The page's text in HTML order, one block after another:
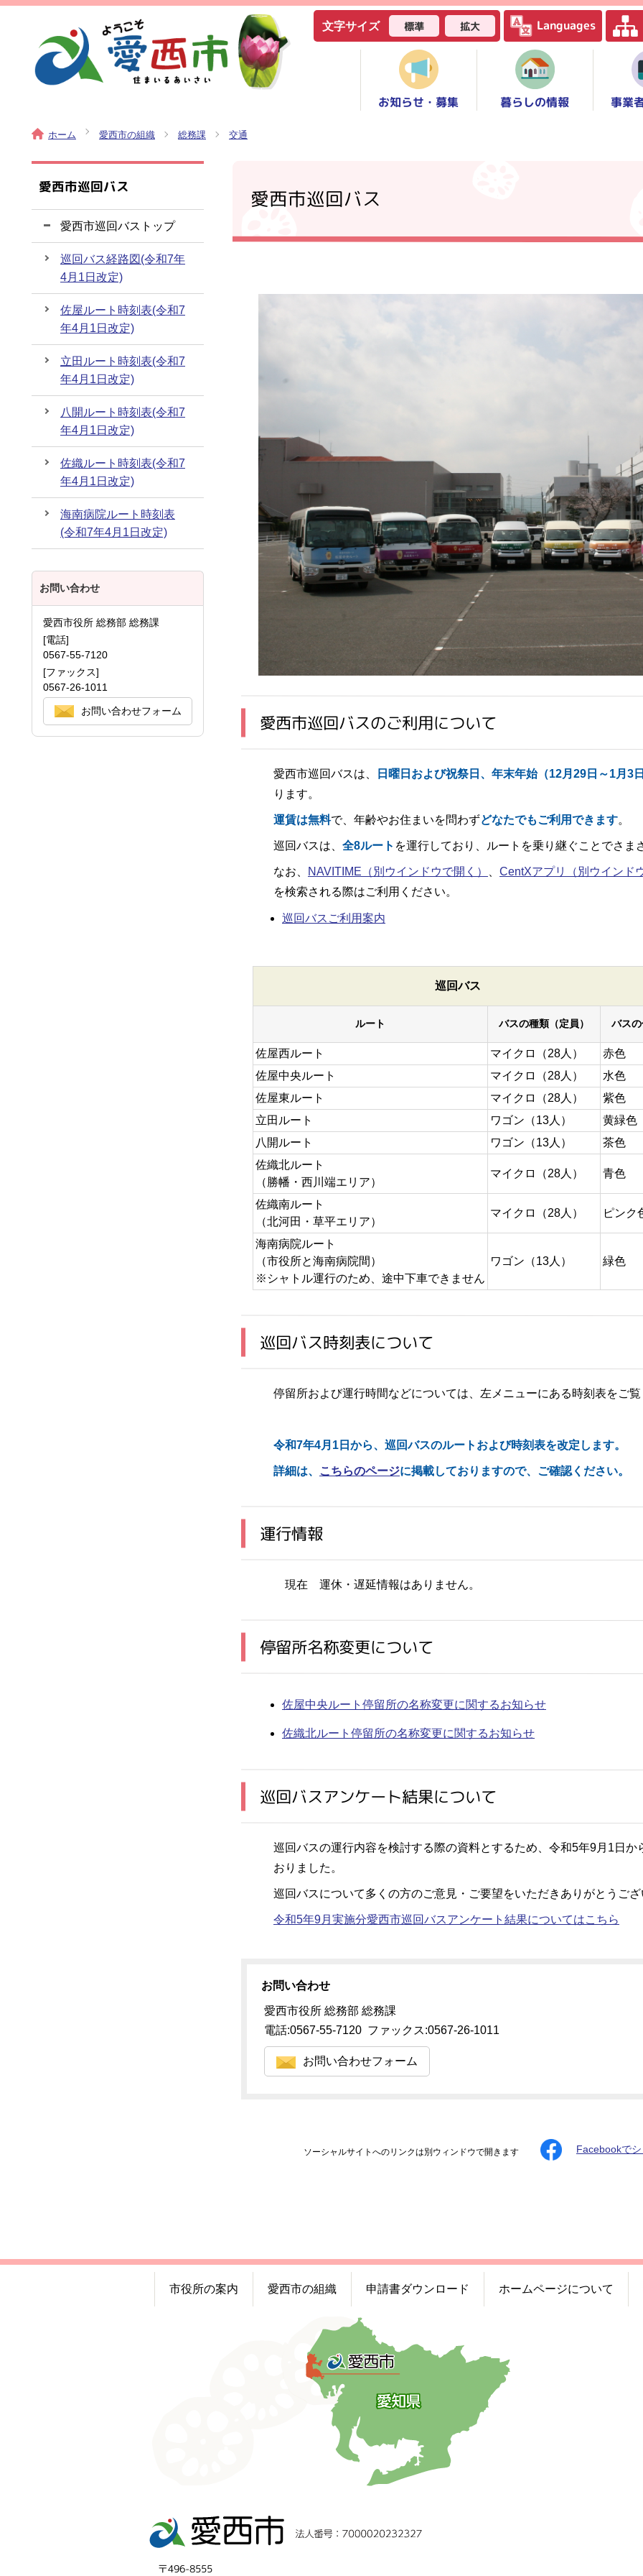
文字サイズ 標準 拡大 Languages
お知らせ・募集 暮らしの情報 事業
ホーム 愛西市の組織 総務課 交通
愛西市巡回バス
愛西市巡回バスのご利用について
愛西市巡回バスは、 日曜日および祝祭日、 年末年始（12月29日～1月3
ります。
運賃は無料で、年齢やお住まいを問わずどなたでもご利用できます。
巡回バスは、 全8ルート を運行しており、ルートを乗り継ぐことでさま
なお、 NAVITIME （別ウインドウで開く） CentXアプリ
（別ウインド
を検索される際はご利用ください。
巡回バスご利用案内
巡回バス
ルート バスの種類（定員） バス
佐屋西ルート マイクロ（28人）
赤色
佐屋中央ルート
マイクロ（28人）
水色
佐屋東ルート
マイクロ（28人）
紫色
立田ルート
ワゴン（13人）
黄緑色
八開ルート
ワゴン（13人）
茶色
佐織北ルート
（勝幡・西川端エリア）
マイクロ（28人） 青色
佐織南ルート
（北河田・草平エリア）
マイクロ（28人） ピンク
海南病院ルート
（市役所と海南病院間）
※シャトル運行のため、途中下車できません
ワゴン（13人） 緑色
巡回バス時刻表について
停留所および運行時間などについては、左メニューにある時刻表をご
令和7年4月1日から、巡回バスのルートおよび時刻表を改定します。
詳細は、 こちらのページに掲載しておりますので、ご確認ください。
運行情報
現在 運休・遅延情報はありません。
停留所名称変更について
佐屋中央ルート停留所の名称変更に関するお知らせ
佐織北ルート停留所の名称変更に関するお知らせ
巡回バスアンケート結果について
巡回バスの運行内容を検討する際の資料とするため、令和5年9月1日
おりました。
巡回バスについて多くの方のご意見・ご要望をいただきありがとうご
令和5年9月実施分愛西市巡回バスアンケート結果についてはこちら
お問い合わせ
愛西市役所 総務部 総務課
電話:0567-55-7120 ファックス:0567-26-1011
お問い合わせフォーム
愛西市巡回バス
愛西市巡回バストップ
巡回バス経路図(令和7年
4月1日改定)
佐屋ルート時刻表(令和7
年4月1日改定)
立田ルート時刻表(令和7
年4月1日改定)
八開ルート時刻表(令和7
年4月1日改定)
佐織ルート時刻表(令和7
年4月1日改定)
海南病院ルート時刻表
(令和7年4月1日改定)
お問い合わせ
愛西市役所 総務部 総務課
[電話]
0567-55-7120
[ファックス]
0567-26-1011
お問い合わせフォーム
ソーシャルサイトへのリンクは別ウィンドウで開きます Facebookで
市役所の案内 愛西市の組織 申請書ダウンロード ホームページについて
〒496-8555